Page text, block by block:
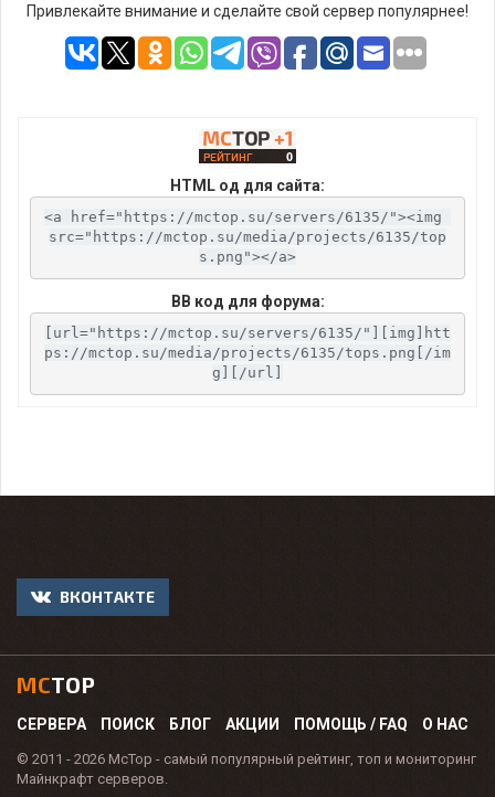
Привлекайте внимание и сделайте свой сервер популярнее!
HTML од для сайта:
<a href="https://mctop.su/servers/6135/"><img
src="https://mctop.su/media/projects/6135/top
s.png"></a>
BB код для форума:
[url="https://mctop.su/servers/6135/"][img]htt
ps://mctop.su/media/projects/6135/tops.png[/im
g][/url]
ВКОНТАКТЕ
MCTOP
СЕРВЕРА ПОИСК БЛОГ АКЦИИ ПОМОЩЬ / FAQ О НАС
© 2011 - 2026 McTop - самый популярный рейтинг, топ и мониторинг
Майнкрафт серверов.